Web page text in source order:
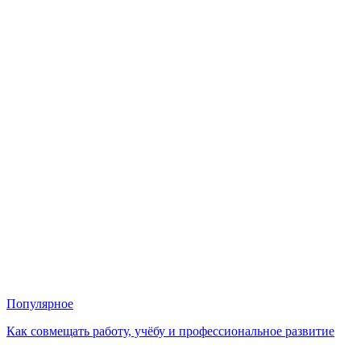
Популярное
Как совмещать работу, учёбу и профессиональное развитие